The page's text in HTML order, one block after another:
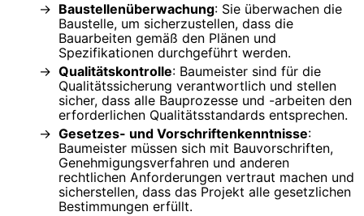
Baustellenüberwachung: Sie überwachen die
Baustelle, um sicherzustellen, dass die
Bauarbeiten gemäß den Plänen und
Spezifikationen durchgeführt werden.
Qualitätskontrolle: Baumeister sind für die
Qualitätssicherung verantwortlich und stellen
sicher, dass alle Bauprozesse und -arbeiten den
erforderlichen Qualitätsstandards entsprechen.
Gesetzes- und Vorschriftenkenntnisse:
Baumeister müssen sich mit Bauvorschriften,
Genehmigungsverfahren und anderen
rechtlichen Anforderungen vertraut machen und
sicherstellen, dass das Projekt alle gesetzlichen
Bestimmungen erfüllt.